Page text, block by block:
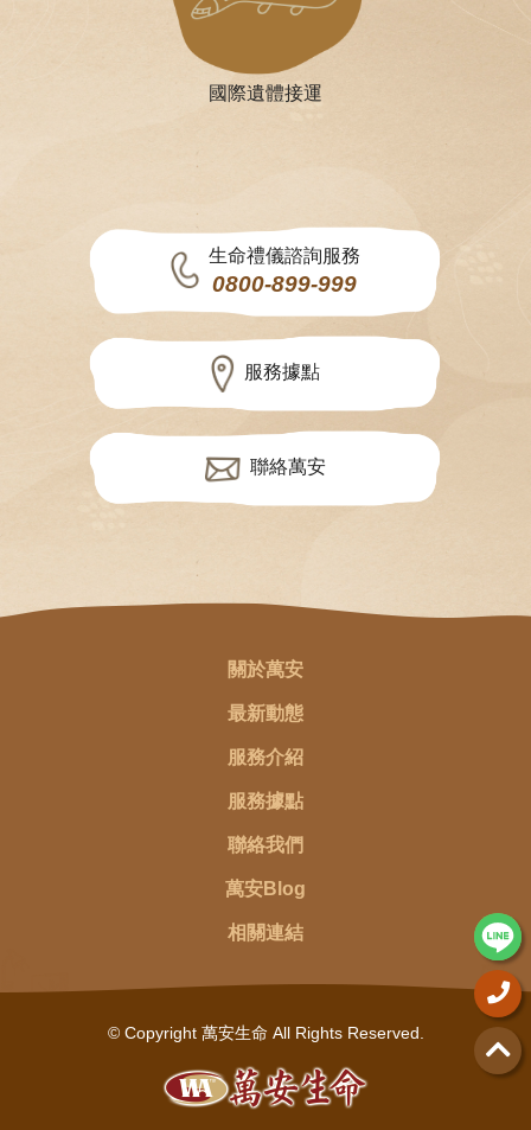
國際遺體接運
生命禮儀諮詢服務
0800-899-999
服務據點
聯絡萬安
關於萬安
最新動態
服務介紹
服務據點
聯絡我們
萬安Blog
相關連結
© Copyright 萬安生命 All Rights Reserved.